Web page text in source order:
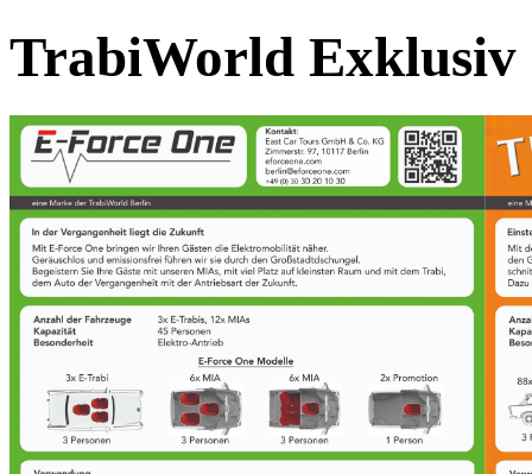
TrabiWorld Exklusiv